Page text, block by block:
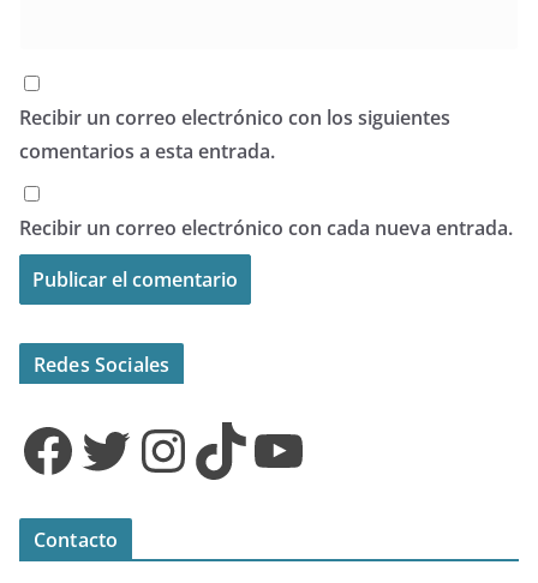
Recibir un correo electrónico con los siguientes
comentarios a esta entrada.
Recibir un correo electrónico con cada nueva entrada.
Redes Sociales
Facebook Twitter InstagramTikTok YouTube
Contacto